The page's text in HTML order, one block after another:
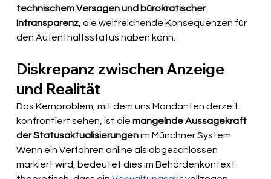
technischem Versagen und bürokratischer
Intransparenz , die weitreichende Konsequenzen für
den Aufenthaltsstatus haben kann.
Diskrepanz zwischen Anzeige
und Realität
Das Kernproblem, mit dem uns Mandanten derzeit
konfrontiert sehen, ist die mangelnde Aussagekraft
der Statusaktualisierungen im Münchner System.
Wenn ein Verfahren online als abgeschlossen
markiert wird, bedeutet dies im Behördenkontext